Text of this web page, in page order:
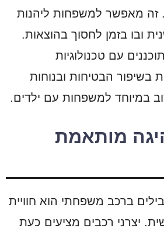
זה מאפשר למשפחות ליהנות
ובו בזמן לחסוך בהוצאות.
עם טכנולוגיות
בשיפור הבטיחות ובנוחות
במיוחד למשפחות עם ילדים.
מותאמת
ברכב משפחתי הוא חוויית
יצרני רכבים מציעים כעת